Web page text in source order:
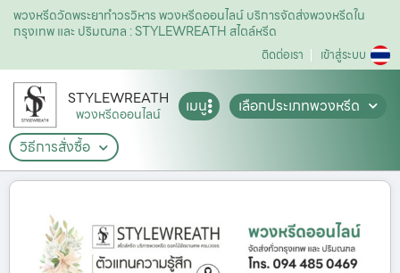
พวงหรีดวัดพระยาทำวรวิหาร พวงหรีดออนไลน์ บริการจัดส่งพวงหรีดใน
กรุงเทพ และ ปริมณฑล : STYLEWREATH สไตล์หรีด
ติดต่อเรา เข้าสู่ระบบ
STYLEWREATH
พวงหรีดออนไลน์ เมนู
เลือกประเภทพวงหรีด
วิธีการสั่งซื้อ